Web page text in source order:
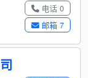
电话 0
邮箱 7